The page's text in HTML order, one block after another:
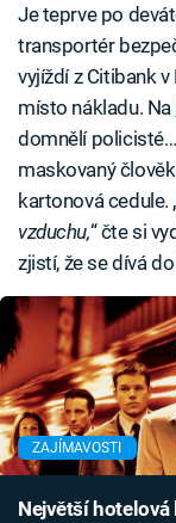
Je teprve po
transportér
vyjíždí z Citibank
místo nákladu. Na
domnělí policisté…
maskovaný
kartonová cedule.
vzduchu,“ čte si
zjistí, že se dívá
ZAJÍMAVOSTI
Největší